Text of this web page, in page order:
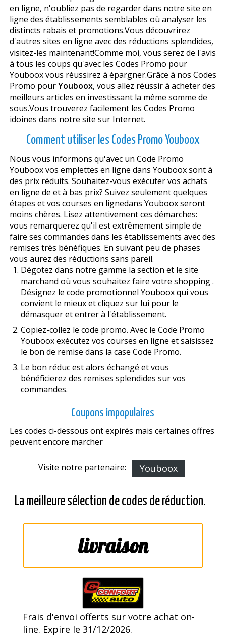
en ligne, n'oubliez pas de regarder dans notre site en
ligne des établissements semblables où analyser les
distincts rabais et promotions.Vous découvrirez
d'autres sites en ligne avec des réductions splendides,
visitez-les maintenant!Comme moi, vous serez de l'avis
à tous les coups qu'avec les Codes Promo pour
Youboox vous réussirez à épargner.Grâce à nos Codes
Promo pourYouboox, vous allez réussir à acheter des
meilleurs articles en investissant la même somme de
sous.Vous trouverez facilement les Codes Promo
idoines dans notre site sur Internet.
Comment utiliser les Codes Promo Youboox
Nous vous informons qu'avec un Code Promo
Youboox vos emplettes en ligne dans Youboox sont à
des prix réduits. Souhaitez-vous exécuter vos achats
en ligne de et à bas prix? Suivez seulement quelques
étapes et vos courses en lignedans Youboox seront
moins chères. Lisez attentivement ces démarches:
vous remarquerez qu'il est extrêmement simple de
faire ses commandes dans les établissements avec des
remises très bénéfiques. En suivant peu de phases
vous aurez des réductions sans pareil.
Dégotez dans notre gamme la section et le site
marchand où vous souhaitez faire votre shopping .
Désignez le code promotionnel Youboox qui vous
convient le mieux et cliquez sur lui pour le
démasquer et entrer à l'établissement.
Copiez-collez le code promo. Avec le Code Promo
Youboox exécutez vos courses en ligne et saisissez
le bon de remise dans la case Code Promo.
Le bon réduc est alors échangé et vous
bénéficierez des remises splendides sur vos
commandes.
Coupons impopulaires
Les codes ci-dessous ont expirés mais certaines offres
peuvent encore marcher
Visite notre partenaire: Youboox
La meilleure sélection de codes de réduction.
livraison
Frais d'envoi offerts sur votre achat on-
line. Expire le 31/12/2026.